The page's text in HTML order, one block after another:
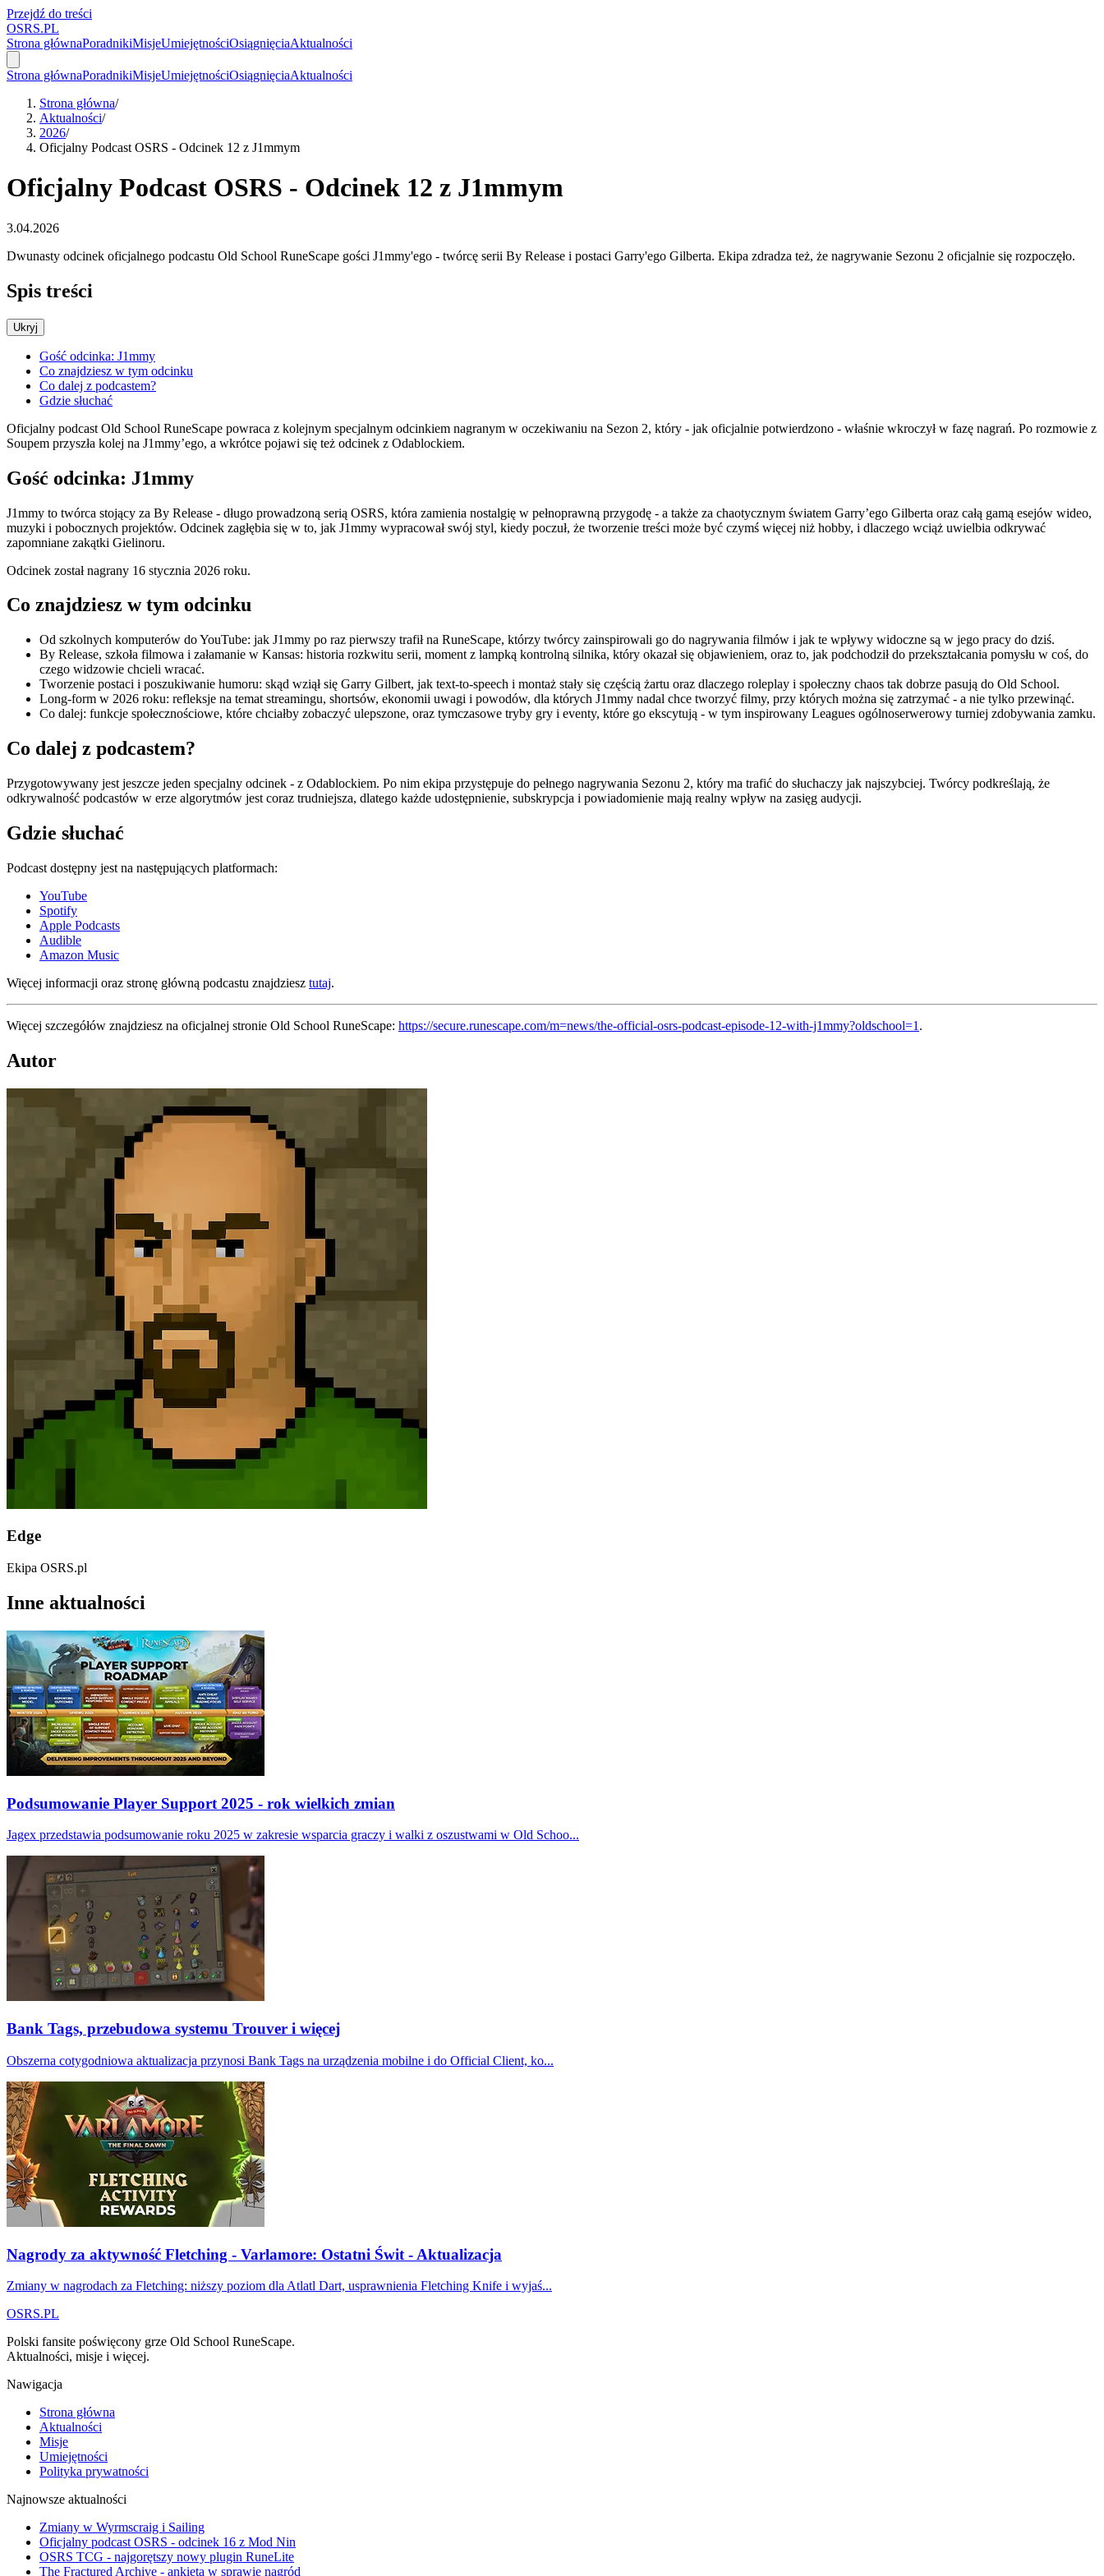
Przejdź do treści
OSRS.PL
Strona głównaPoradnikiMisjeUmiejętnościOsiągnięciaAktualności
Strona głównaPoradnikiMisjeUmiejętnościOsiągnięciaAktualności
Strona główna/
Aktualności/
2026/
Oficjalny Podcast OSRS - Odcinek 12 z J1mmym
Oficjalny Podcast OSRS - Odcinek 12 z J1mmym
3.04.2026
Dwunasty odcinek oficjalnego podcastu Old School RuneScape gości J1mmy'ego - twórcę serii By Release i postaci Garry'ego Gilberta. Ekipa zdradza też, że nagrywanie Sezonu 2 oficjalnie się rozpoczęło.
Spis treści
Ukryj
Gość odcinka: J1mmy
Co znajdziesz w tym odcinku
Co dalej z podcastem?
Gdzie słuchać
Oficjalny podcast Old School RuneScape powraca z kolejnym specjalnym odcinkiem nagranym w oczekiwaniu na Sezon 2, który - jak oficjalnie potwierdzono - właśnie wkroczył w fazę nagrań. Po rozmowie z
Soupem przyszła kolej na J1mmy’ego, a wkrótce pojawi się też odcinek z Odablockiem.
Gość odcinka: J1mmy
J1mmy to twórca stojący za By Release - długo prowadzoną serią OSRS, która zamienia nostalgię w pełnoprawną przygodę - a także za chaotycznym światem Garry’ego Gilberta oraz całą gamą esejów wideo,
muzyki i pobocznych projektów. Odcinek zagłębia się w to, jak J1mmy wypracował swój styl, kiedy poczuł, że tworzenie treści może być czymś więcej niż hobby, i dlaczego wciąż uwielbia odkrywać
zapomniane zakątki Gielinoru.
Odcinek został nagrany 16 stycznia 2026 roku.
Co znajdziesz w tym odcinku
Od szkolnych komputerów do YouTube: jak J1mmy po raz pierwszy trafił na RuneScape, którzy twórcy zainspirowali go do nagrywania filmów i jak te wpływy widoczne są w jego pracy do dziś.
By Release, szkoła filmowa i załamanie w Kansas: historia rozkwitu serii, moment z lampką kontrolną silnika, który okazał się objawieniem, oraz to, jak podchodził do przekształcania pomysłu w coś, do
czego widzowie chcieli wracać.
Tworzenie postaci i poszukiwanie humoru: skąd wziął się Garry Gilbert, jak text-to-speech i montaż stały się częścią żartu oraz dlaczego roleplay i społeczny chaos tak dobrze pasują do Old School.
Long-form w 2026 roku: refleksje na temat streamingu, shortsów, ekonomii uwagi i powodów, dla których J1mmy nadal chce tworzyć filmy, przy których można się zatrzymać - a nie tylko przewinąć.
Co dalej: funkcje społecznościowe, które chciałby zobaczyć ulepszone, oraz tymczasowe tryby gry i eventy, które go ekscytują - w tym inspirowany Leagues ogólnoserwerowy turniej zdobywania zamku.
Co dalej z podcastem?
Przygotowywany jest jeszcze jeden specjalny odcinek - z Odablockiem. Po nim ekipa przystępuje do pełnego nagrywania Sezonu 2, który ma trafić do słuchaczy jak najszybciej. Twórcy podkreślają, że
odkrywalność podcastów w erze algorytmów jest coraz trudniejsza, dlatego każde udostępnienie, subskrypcja i powiadomienie mają realny wpływ na zasięg audycji.
Gdzie słuchać
Podcast dostępny jest na następujących platformach:
YouTube
Spotify
Apple Podcasts
Audible
Amazon Music
Więcej informacji oraz stronę główną podcastu znajdziesz tutaj.
Więcej szczegółów znajdziesz na oficjalnej stronie Old School RuneScape: https://secure.runescape.com/m=news/the-official-osrs-podcast-episode-12-with-j1mmy?oldschool=1 .
Autor
Edge
Ekipa OSRS.pl
Inne aktualności
Podsumowanie Player Support 2025 - rok wielkich zmian
Jagex przedstawia podsumowanie roku 2025 w zakresie wsparcia graczy i walki z oszustwami w Old Schoo...
Bank Tags, przebudowa systemu Trouver i więcej
Obszerna cotygodniowa aktualizacja przynosi Bank Tags na urządzenia mobilne i do Official Client, ko...
Nagrody za aktywność Fletching - Varlamore: Ostatni Świt - Aktualizacja
Zmiany w nagrodach za Fletching: niższy poziom dla Atlatl Dart, usprawnienia Fletching Knife i wyjaś...
OSRS.PL
Polski fansite poświęcony grze Old School RuneScape.
Aktualności, misje i więcej.
Nawigacja
Strona główna
Aktualności
Misje
Umiejętności
Polityka prywatności
Najnowsze aktualności
Zmiany w Wyrmscraig i Sailing
Oficjalny podcast OSRS - odcinek 16 z Mod Nin
OSRS TCG - najgorętszy nowy plugin RuneLite
The Fractured Archive - ankieta w sprawie nagród